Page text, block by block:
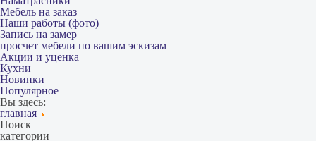
Мебель на заказ
Наши работы (фото)
Запись на замер
просчет мебели по вашим эскизам
Акции и уценка
Кухни
Новинки
Популярное
Вы здесь:
главная
Поиск
категории